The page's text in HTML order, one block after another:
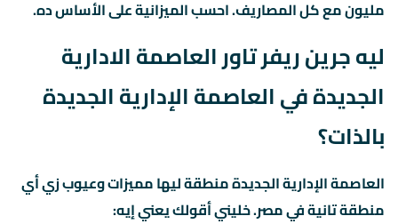
مليون مع كل المصاريف. احسب الميزانية على الأساس ده.
ليه جرين ريفر تاور العاصمة الادارية
الجديدة في العاصمة الإدارية الجديدة
بالذات؟
العاصمة الإدارية الجديدة منطقة ليها مميزات وعيوب زي أي
منطقة تانية في مصر. خليني أقولك يعني إيه: